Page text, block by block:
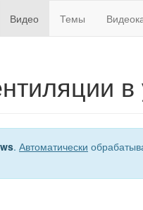
Видео Темы
в
. Автоматически